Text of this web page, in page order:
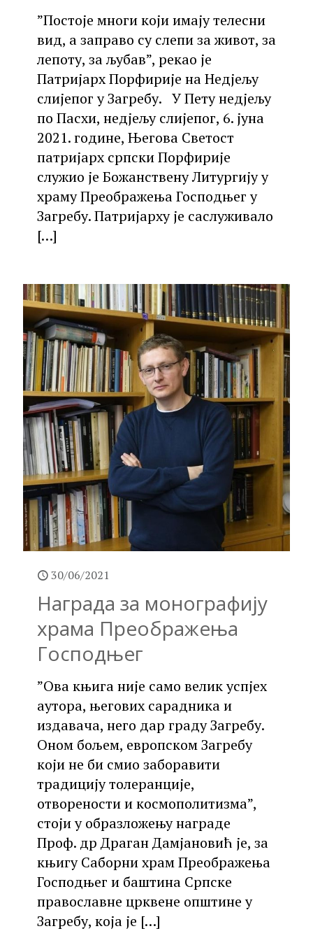
”Постоје многи који имају телесни
вид, а заправо су слепи за живот, за
лепоту, за љубав”, рекао је
Патријарх Порфирије на Недјељу
слијепог у Загребу. У Пету недјељу
по Пасхи, недјељу слијепог, 6. јуна
2021. године, Његова Светост
патријарх српски Порфирије
служио је Божанствену Литургију у
храму Преображења Господњег у
Загребу. Патријарху је саслуживало
[…]
30/06/2021
Награда за монографију
храма Преображења
Господњег
”Ова књига није само велик успјех
аутора, његових сарадника и
издавача, него дар граду Загребу.
Оном бољем, европском Загребу
који не би смио заборавити
традицију толеранције,
отворености и космополитизма”,
стоји у образложењу награде
Проф. др Драган Дамјановић је, за
књигу Саборни храм Преображења
Господњег и баштина Српске
православне црквене општине у
Загребу, која је […]